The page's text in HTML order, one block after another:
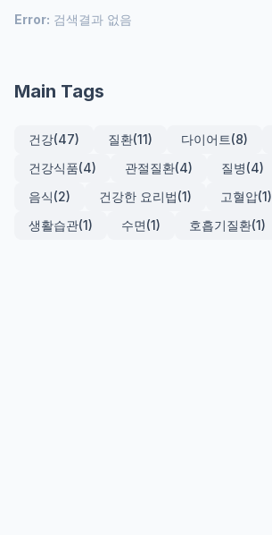
Error: 검색결과 없음
Main Tags
건강(47) 질환(11) 다이어트(8)
건강식품(4) 관절질환(4) 질병(4)
음식(2) 건강한 요리법(1) 고혈압(1)
생활습관(1) 수면(1) 호흡기질환(1)